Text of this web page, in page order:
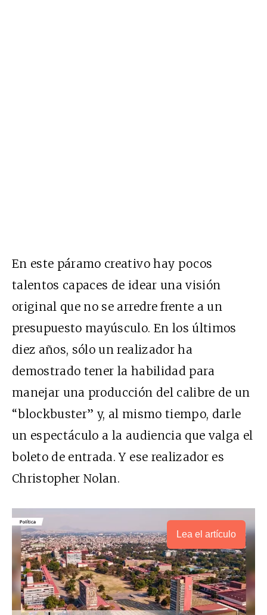
En este páramo creativo hay pocos
talentos capaces de idear una visión
original que no se arredre frente a un
presupuesto mayúsculo. En los últimos
diez años, sólo un realizador ha
demostrado tener la habilidad para
manejar una producción del calibre de un
“blockbuster” y, al mismo tiempo, darle
un espectáculo a la audiencia que valga el
boleto de entrada. Y ese realizador es
Christopher Nolan.
Lea el artículo